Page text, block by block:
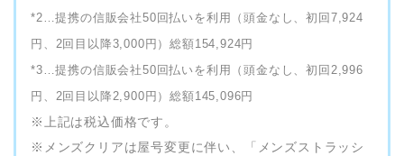
*2…提携の信販会社50回払いを利用（頭金なし、初回7,924
円、2回目以降3,000円）総額154,924円
*3…提携の信販会社50回払いを利用（頭金なし、初回2,996
円、2回目以降2,900円）総額145,096円
※上記は税込価格です。
※メンズクリアは屋号変更に伴い、「メンズストラッシ